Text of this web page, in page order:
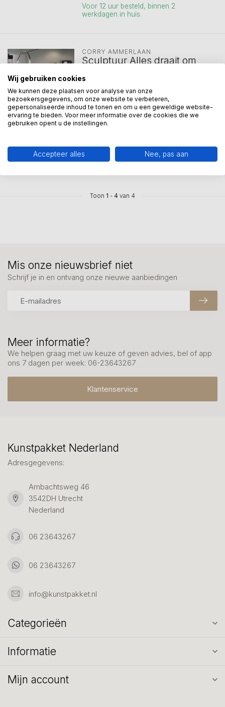
Voor 12 uur besteld, binnen 2
werkdagen in huis.
Vergelijk
CORRY AMMERLAAN
Sculptuur Alles draait om
De wereld draait om elkaar. Zonder
wederzijds vertrouwen bestaat er ge...
€950,00
Voor 12 uur besteld, binnen 2
werkdagen in huis.
Toon 1 - 4 van 4
Meer informatie?
We helpen graag met uw keuze of geven advies, bel of app
ons 7 dagen per week: 06-23643267
Klantenservice
Mis onze nieuwsbrief niet
Schrijf je in en ontvang onze nieuwe aanbiedingen
Kunstpakket Nederland
Adresgegevens:
Ambachtsweg 46
3542DH Utrecht
Nederland
06 23643267
06 23643267
info@kunstpakket.nl
Categorieën
Informatie
Mijn account
Wij gebruiken cookies
We kunnen deze plaatsen voor analyse van onze
bezoekersgegevens, om onze website te verbeteren,
gepersonaliseerde inhoud te tonen en om u een geweldige website-
ervaring te bieden. Voor meer informatie over de cookies die we
gebruiken opent u de instellingen.
Accepteer alles Nee, pas aan